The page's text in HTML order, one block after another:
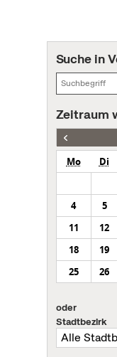
Suche in
Zeitraum
Mo Di
4
5
11
12
18
19
25
26
oder
Stadtbezirk